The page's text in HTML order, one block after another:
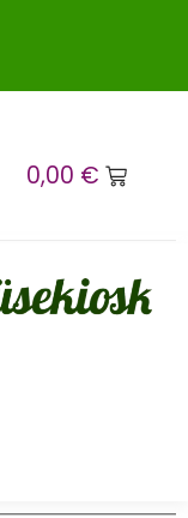
0,00 €